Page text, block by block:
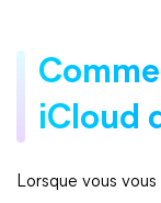
iCloud
Lorsque vous